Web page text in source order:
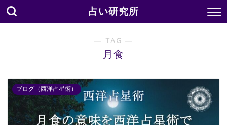
占い研究所
― TAG ―
月食
ブログ（西洋占星術）